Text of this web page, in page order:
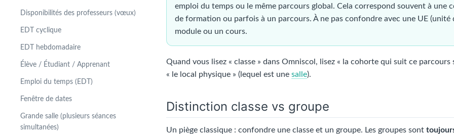
Disponibilités des professeurs (vœux)
EDT cyclique
EDT hebdomadaire
Élève / Étudiant / Apprenant
Emploi du temps (EDT)
Fenêtre de dates
Grande salle (plusieurs séances
simultanées)
emploi du temps ou le même parcours global. Cela correspond souvent à une
de formation ou parfois à un parcours. À ne pas confondre avec une UE (unité
module ou un cours.
Quand vous lisez « classe » dans Omniscol, lisez « la cohorte qui suit ce parcours
« le local physique » (lequel est une salle).
Distinction classe vs groupe
Un piège classique : confondre une classe et un groupe. Les groupes sont